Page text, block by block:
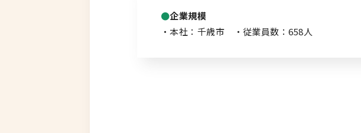
企業規模
・本社：千歳市 ・従業員数：658人